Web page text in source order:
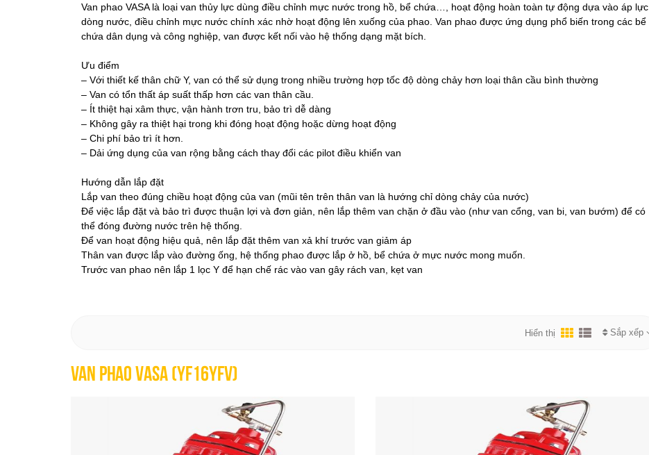
Van phao VASA là loại van thủy lực dùng điều chỉnh mực nước trong hồ, bể chứa…, hoạt động hoàn toàn tự động dựa vào áp lực
dòng nước, điều chỉnh mực nước chính xác nhờ hoạt động lên xuống của phao. Van phao được ứng dụng phổ biến trong các bể
chứa dân dụng và công nghiệp, van được kết nối vào hệ thống dạng mặt bích.
Ưu điểm
– Với thiết kế thân chữ Y, van có thể sử dụng trong nhiều trường hợp tốc độ dòng chảy hơn loại thân cầu bình thường
– Van có tổn thất áp suất thấp hơn các van thân cầu.
– Ít thiệt hại xâm thực, vận hành trơn tru, bảo trì dễ dàng
– Không gây ra thiệt hại trong khi đóng hoạt động hoặc dừng hoạt động
– Chi phí bảo trì ít hơn.
– Dải ứng dụng của van rộng bằng cách thay đổi các pilot điều khiển van
Hướng dẫn lắp đặt
Lắp van theo đúng chiều hoạt động của van (mũi tên trên thân van là hướng chỉ dòng chảy của nước)
Để việc lắp đặt và bảo trì được thuận lợi và đơn giản, nên lắp thêm van chặn ở đầu vào (như van cổng, van bi, van bướm) để có
thể đóng đường nước trên hệ thống.
Để van hoạt động hiệu quả, nên lắp đặt thêm van xả khí trước van giảm áp
Thân van được lắp vào đường ống, hệ thống phao được lắp ở hồ, bể chứa ở mực nước mong muốn.
Trước van phao nên lắp 1 lọc Y để hạn chế rác vào van gây rách van, kẹt van
Sắp xếp
Hiển thị
Van Phao VASA (YF16YFV)